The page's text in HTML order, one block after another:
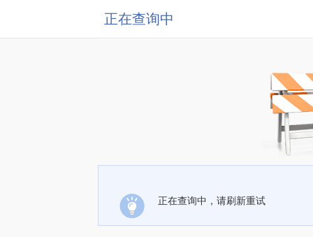
正在查询中
正在查询中，请刷新重试